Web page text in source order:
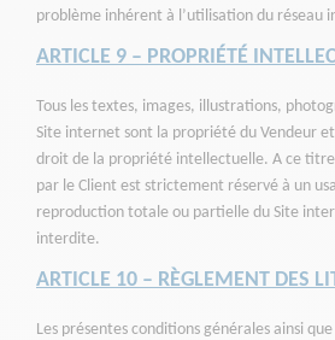
problème inhérent à l’utilisation du réseau
ARTICLE 9 – PROPRIÉTÉ
Tous les textes, images, illustrations,
Site internet sont la propriété du Vendeur
droit de la propriété intellectuelle. A ce
par le Client est strictement réservé à un
reproduction totale ou partielle du Site
interdite.
ARTICLE 10 – RÈGLEMENT DES
Les présentes conditions générales ainsi